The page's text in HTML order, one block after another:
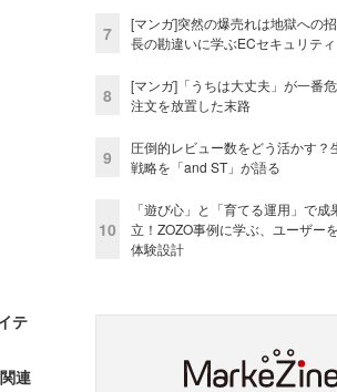
テ
連
7
[マンガ]突然の爆売れは地獄への
長の勘違いに学ぶECセキュリティ
8
[マンガ]「うちは大丈夫」が一番
注文を放置した末路
9
圧倒的レビュー数をどう活かす？
戦略を「and ST」が語る
10
「遊び心」と「育てる運用」で成
立！ZOZO事例に学ぶ、ユーザー
体験設計